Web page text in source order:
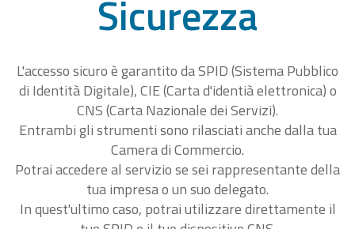
Sicurezza
L'accesso sicuro è garantito da SPID (Sistema Pubblico
di Identità Digitale), CIE (Carta d'identià elettronica) o
CNS (Carta Nazionale dei Servizi).
Entrambi gli strumenti sono rilasciati anche dalla tua
Camera di Commercio.
Potrai accedere al servizio se sei rappresentante della
tua impresa o un suo delegato.
In quest'ultimo caso, potrai utilizzare direttamente il